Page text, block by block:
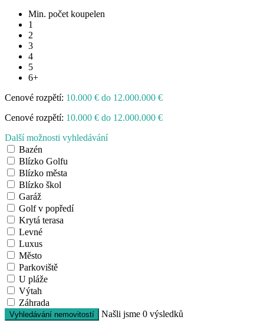
Min. počet koupelen
1
2
3
4
5
6+
Cenové rozpětí: 10.000 € do 12.000.000 €
Cenové rozpětí: 10.000 € do 12.000.000 €
Další možnosti vyhledávání
Bazén
Blízko Golfu
Blízko města
Blízko škol
Garáž
Golf v popředí
Krytá terasa
Levné
Luxus
Město
Parkoviště
U pláže
Výtah
Záhrada
Vyhledávání nemovitostí Našli jsme0 výsledků